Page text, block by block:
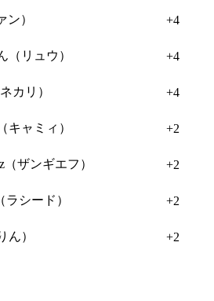
ン） +4
（リュウ） +4
カリ） +4
キャミィ） +2
（ザンギエフ） +2
ラシード） +2
ん） +2